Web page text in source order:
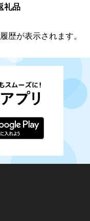
礼品
歴が表示されます。